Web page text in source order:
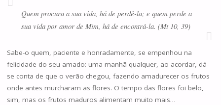
Quem procura a sua vida, há de perdê-la; e quem perde a
sua vida por amor de Mim, há de encontrá-la. (Mt 10, 39)
Sabe-o quem, paciente e honradamente, se empenhou na
felicidade do seu amado: uma manhã qualquer, ao acordar, dá-
se conta de que o verão chegou, fazendo amadurecer os frutos
onde antes murcharam as flores. O tempo das flores foi belo,
sim, mas os frutos maduros alimentam muito mais…